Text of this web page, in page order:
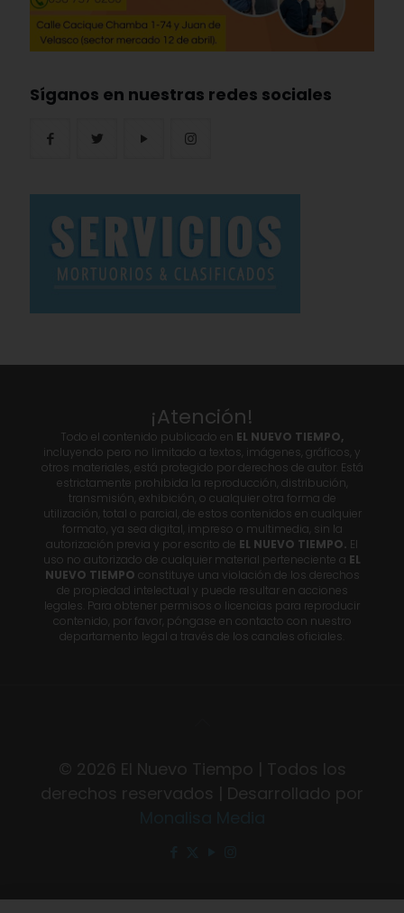
Síganos en nuestras redes sociales
¡Atención!
Todo el contenido publicado en EL NUEVO TIEMPO,
incluyendo pero no limitado a textos, imágenes, gráficos, y
otros materiales, está protegido por derechos de autor. Está
estrictamente prohibida la reproducción, distribución,
transmisión, exhibición, o cualquier otra forma de
utilización, total o parcial, de estos contenidos en cualquier
formato, ya sea digital, impreso o multimedia, sin la
autorización previa y por escrito de EL NUEVO TIEMPO. El
uso no autorizado de cualquier material perteneciente a EL
NUEVO TIEMPO constituye una violación de los derechos
de propiedad intelectual y puede resultar en acciones
legales. Para obtener permisos o licencias para reproducir
contenido, por favor, póngase en contacto con nuestro
departamento legal a través de los canales oficiales.
© 2026 El Nuevo Tiempo | Todos los
derechos reservados | Desarrollado por